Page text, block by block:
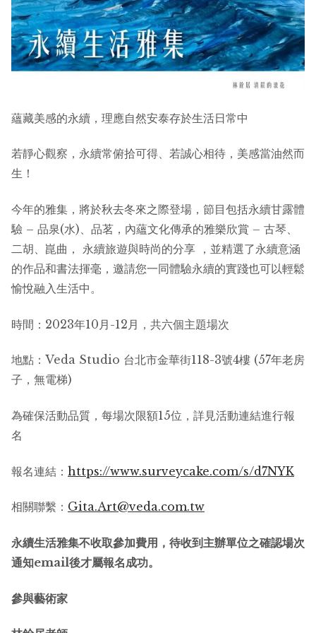
蘊藏美感的永續，理應自然安泰存於生活日常中
若靜心觀察，永續常俯拾可得、若誠心相待，美感當油然而
生！
今年的雅集，將於秋去冬來之際登場，節目包括永續甘露體
驗 – 品泉(水)、品茗，內蘊文化傳承的雅樂欣賞 – 古琴、
二胡、崑曲， 永續旅遊與時尚的分享 ，並精選了永續意涵
的作品和書法揮毫，邀請您一同體驗永續的實踐也可以輕鬆
愉悅融入生活中。
時間：2023年10月-12月，共六個主題場次
地點：Veda Studio 台北市金華街118-3號4樓 (57年老房
子，無電梯)
為確保活動品質，每場次限額15位，詳見活動連結進行報
名
報名連結： https://www.surveycake.com/s/d7NYK
相關聯繫： Gita.Art@veda.com.tw
永續生活雅集不收取參加費用，待收到主辦單位之確認場次
通知email後才屬報名成功。
參與藝術家